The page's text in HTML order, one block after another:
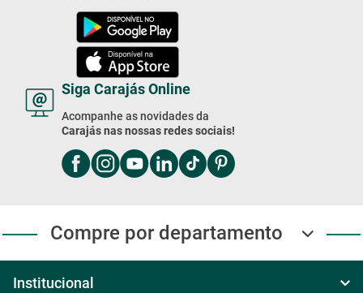
Siga Carajás Online
Acompanhe as novidades da
Carajás nas nossas redes sociais!
Compre por departamento
Institucional